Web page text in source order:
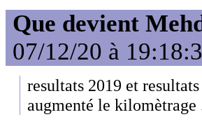
Que devient
07/12/20 à
resultats 2019 et
augmenté le